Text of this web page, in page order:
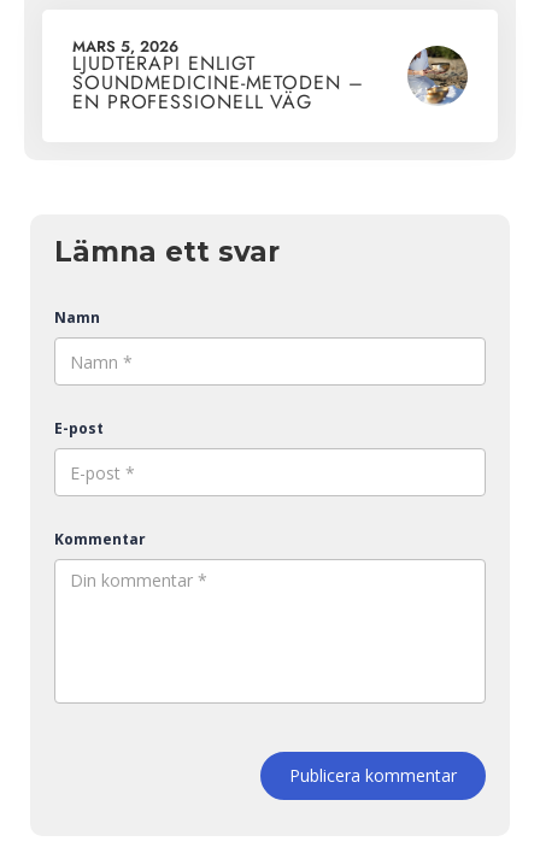
MARS 5, 2026
LJUDTERAPI ENLIGT
SOUNDMEDICINE-METODEN –
EN PROFESSIONELL VÄG
Lämna ett svar
Namn
E-post
Kommentar
Publicera kommentar